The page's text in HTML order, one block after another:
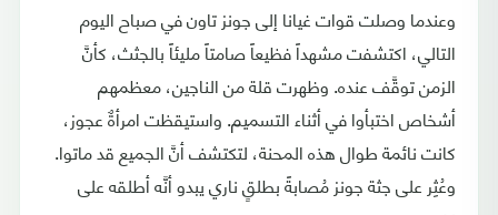
وعندما وصلت قوات غيانا إلى جونز تاون في صباح اليوم
التالي، اكتشفت مشهداً فظيعاً صامتاً مليئاً بالجثث، كأنَّ
الزمن توقَّف عنده. وظهرت قلة من الناجين، معظمهم
أشخاص اختبأوا في أثناء التسميم. واستيقظت امرأةٌ عجوز،
كانت نائمة طوال هذه المحنة، لتكتشف أنَّ الجميع قد ماتوا.
وعُثِر على جثة جونز مُصابةً بطلقٍ ناري يبدو أنَّه أطلقه على